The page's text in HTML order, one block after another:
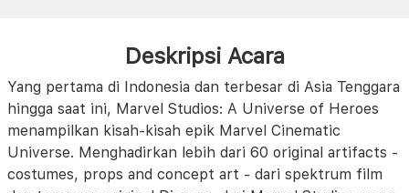
Deskripsi Acara
Yang pertama di Indonesia dan terbesar di Asia Tenggara
hingga saat ini, Marvel Studios: A Universe of Heroes
menampilkan kisah-kisah epik Marvel Cinematic
Universe. Menghadirkan lebih dari 60 original artifacts -
costumes, props and concept art - dari spektrum film